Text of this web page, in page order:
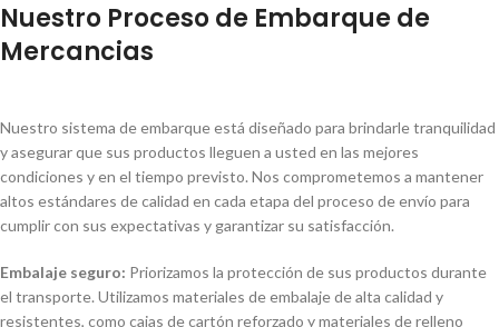
Nuestro Proceso de Embarque de
Mercancias
Nuestro sistema de embarque está diseñado para brindarle tranquilidad
y asegurar que sus productos lleguen a usted en las mejores
condiciones y en el tiempo previsto. Nos comprometemos a mantener
altos estándares de calidad en cada etapa del proceso de envío para
cumplir con sus expectativas y garantizar su satisfacción.
Embalaje seguro: Priorizamos la protección de sus productos durante
el transporte. Utilizamos materiales de embalaje de alta calidad y
resistentes, como cajas de cartón reforzado y materiales de relleno